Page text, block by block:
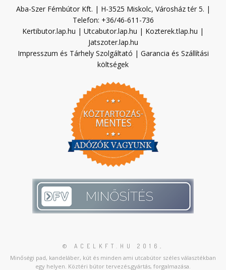
Aba-Szer Fémbútor Kft. | H-3525 Miskolc, Városház tér 5. |
Telefon: +36/46-611-736
Kertibutor.lap.hu | Utcabutor.lap.hu | Kozterek.tlap.hu |
Jatszoter.lap.hu
Impresszum és Tárhely Szolgáltató | Garancia és Szállítási
költségek
© ACELKFT.HU 2016 .
Minőségi pad, kandeláber, kút és minden ami utcabútor széles választékban
egy helyen. Köztéri bútor tervezés,gyártás, forgalmazása.